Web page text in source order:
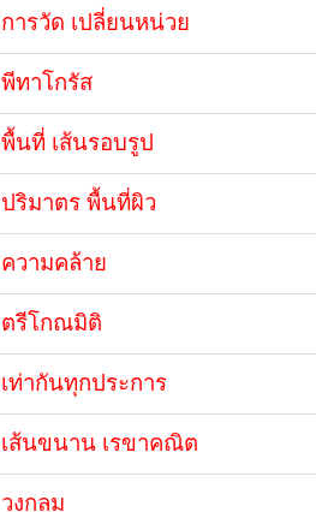
การวัด เปลี่ยนหน่วย
พีทาโกรัส
พื้นที่ เส้นรอบรูป
ปริมาตร พื้นที่ผิว
ความคล้าย
ตรีโกณมิติ
เท่ากันทุกประการ
เส้นขนาน เรขาคณิต
วงกลม